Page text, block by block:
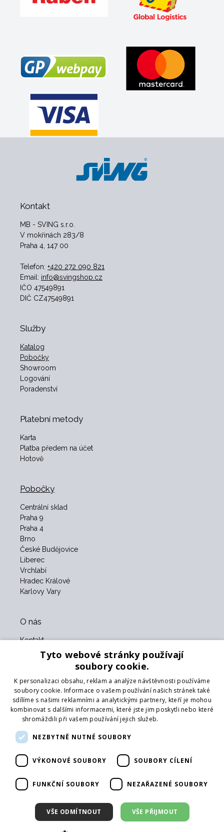
Kontakt
MB - SVING s.r.o.
V mokřinách 283/8
Praha 4, 147 00
Telefon: +420 272 090 821
Email: info@svingshop.cz
IČO 47549891
DIČ CZ47549891
Služby
Katalog
Pobočky
Showroom
Logování
Poradenství
Platební metody
Karta
Platba předem na účet
Hotově
Pobočky
Centrální sklad
Praha 9
Praha 4
Brno
České Budějovice
Liberec
Vrchlabí
Hradec Králové
Karlovy Vary
O nás
Kontakt
Obchodní podmínky
Naši partneři
Formulář pro vrácení zboží
Vrácení zboží
Doprava
Sledujte nás
Přihlásit mailing
Tyto webové stránky používají
soubory cookie.
K personalizaci obsahu, reklam a analýze návštěvnosti používáme
soubory cookie. Informace o vašem používání našich stránek také
sdílíme s našimi reklamními a analytickými partnery, kteří je mohou
kombinovat s dalšími informacemi, které jste jim poskytli nebo které
shromáždili při vašem používání jejich služeb.
NEZBYTNĚ NUTNÉ SOUBORY
VÝKONOVÉ SOUBORY SOUBORY CÍLENÍ
FUNKČNÍ SOUBORY NEZAŘAZENÉ SOUBORY
VŠE PŘIJMOUT
VŠE ODMÍTNOUT